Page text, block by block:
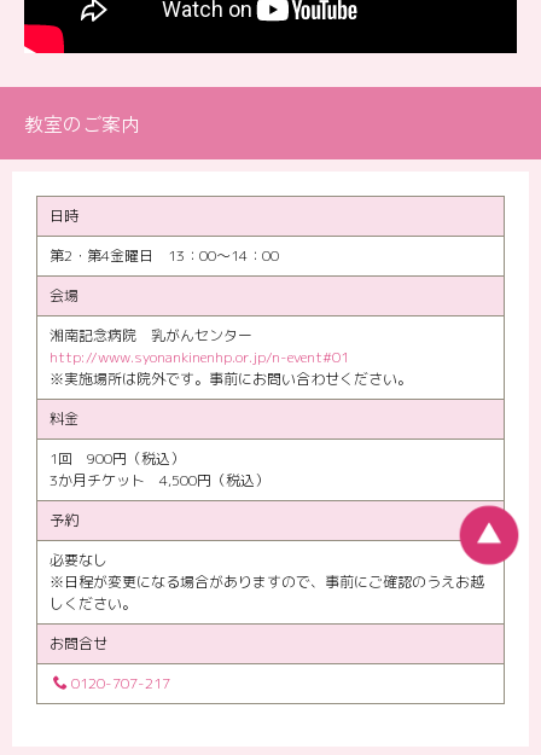
教室のご案内
日時
第2・第4金曜日 13：00〜14：00
会場
湘南記念病院 乳がんセンター
http://www.syonankinenhp.or.jp/n-event#01
※実施場所は院外です。事前にお問い合わせください。
料金
1回 900円（税込）
3か月チケット 4,500円（税込）
予約
必要なし
※日程が変更になる場合がありますので、事前にご確認のうえお越
しください。
お問合せ
0120-707-217